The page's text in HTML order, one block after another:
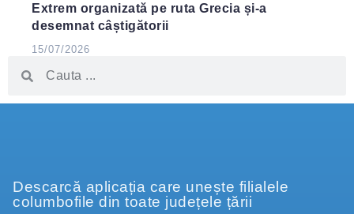
Extrem organizată pe ruta Grecia și-a
desemnat câștigătorii
15/07/2026
Descarcă aplicația care unește filialele
columbofile din toate județele țării